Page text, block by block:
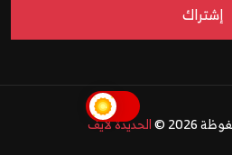
إشتراك
© الحديدة لايف